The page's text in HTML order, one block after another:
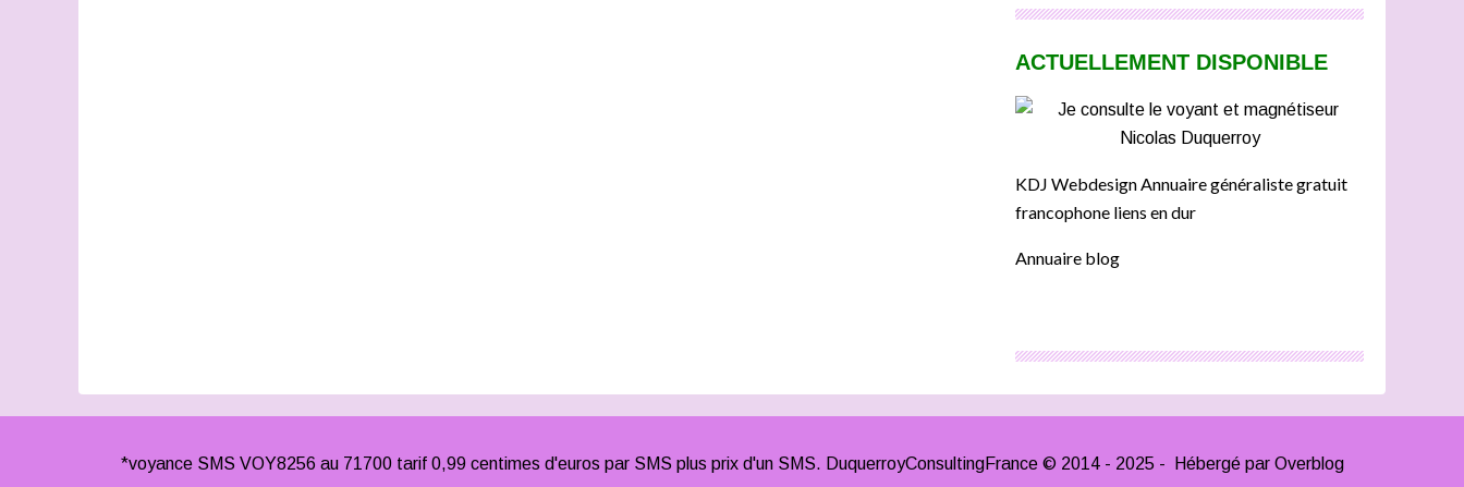
ACTUELLEMENT DISPONIBLE
KDJ Webdesign Annuaire généraliste gratuit
francophone liens en dur
Annuaire blog
*voyance SMS VOY8256 au 71700 tarif 0,99 centimes d'euros par SMS plus prix d'un SMS. DuquerroyConsultingFrance © 2014 - 2025 - Hébergé par Overblog